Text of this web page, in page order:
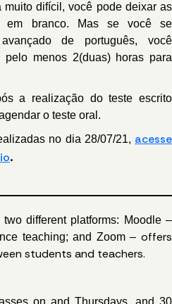
difícil, você pode deixar as
em branco. Mas se você se
de português, você
pelo menos 2(duas) horas para
a realização do teste escrito
o teste oral.
no dia 28/07/21, acesse
.
different platforms: Moodle –
teaching; and Zoom – offers
students and teachers.